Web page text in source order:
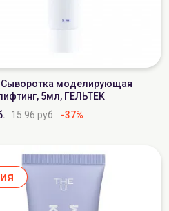
Сыворотка моделирующая
5мл, ГЕЛЬТЕК
15.96 руб. -37%